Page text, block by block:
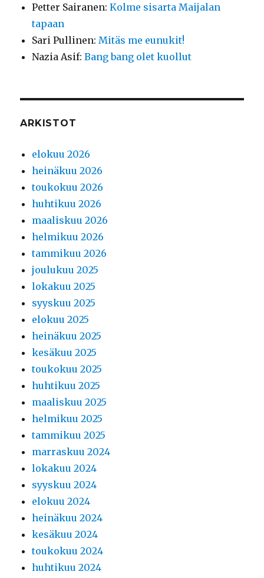
Petter Sairanen:Kolme sisarta Maijalan
tapaan
Sari Pullinen: Mitäs me eunukit!
Nazia Asif:Bang bang olet kuollut
ARKISTOT
elokuu 2026
heinäkuu 2026
toukokuu 2026
huhtikuu 2026
maaliskuu 2026
helmikuu 2026
tammikuu 2026
joulukuu 2025
lokakuu 2025
syyskuu 2025
elokuu 2025
heinäkuu 2025
kesäkuu 2025
toukokuu 2025
huhtikuu 2025
maaliskuu 2025
helmikuu 2025
tammikuu 2025
marraskuu 2024
lokakuu 2024
syyskuu 2024
elokuu 2024
heinäkuu 2024
kesäkuu 2024
toukokuu 2024
huhtikuu 2024